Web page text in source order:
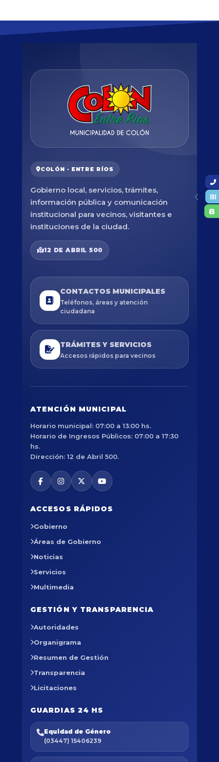
COLÓN · ENTRE RÍOS
Gobierno local, servicios, trámites,
información pública y comunicación
institucional para vecinos, visitantes e
instituciones de la ciudad.
12 DE ABRIL 500
CONTACTOS MUNICIPALES
Teléfonos, áreas y atención
ciudadana
TRÁMITES Y SERVICIOS
Accesos rápidos para vecinos
ATENCIÓN MUNICIPAL
Horario municipal: 07:00 a 13:00 hs.
Horario de Ingresos Públicos: 07:00 a 17:30
hs.
Dirección: 12 de Abril 500.
ACCESOS RÁPIDOS
Gobierno
Áreas de Gobierno
Noticias
Servicios
Multimedia
GESTIÓN Y TRANSPARENCIA
Autoridades
Organigrama
Resumen de Gestión
Transparencia
Licitaciones
GUARDIAS 24 HS
Equidad de Género
(03447) 15406239